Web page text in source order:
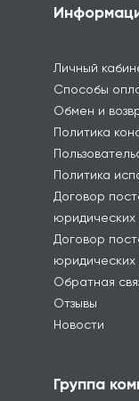
Личный
Способы
Обмен и
Политика
Политика
Договор
юридических
Договор
Обратная
Отзывы
Новости
Группа